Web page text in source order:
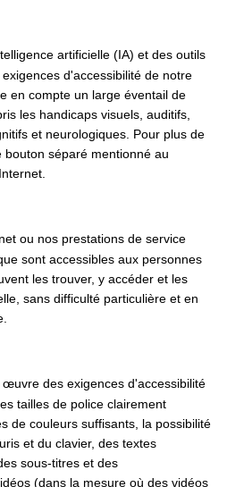
artificielle (IA) et des outils
d'accessibilité de notre
en compte un large éventail de
les handicaps visuels, auditifs,
et neurologiques. Pour plus de
séparé mentionné au
ou nos prestations de service
sont accessibles aux personnes
les trouver, y accéder et les
sans difficulté particulière et en
des exigences d'accessibilité
tailles de police clairement
de couleurs suffisants, la possibilité
et du clavier, des textes
sous-titres et des
(dans la mesure où des vidéos